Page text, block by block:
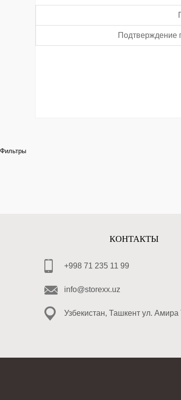
Подтверждение
Фильтры
КОНТАКТЫ
+998 71 235 11 99
info@storexx.uz
Узбекистан, Ташкент ул.